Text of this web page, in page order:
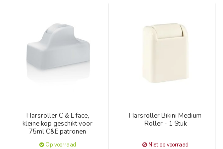
Harsroller C & E face,
kleine kop geschikt voor
75ml C&E patronen
Op voorraad
Harsroller Bikini Medium
Roller - 1 Stuk
Niet op voorraad